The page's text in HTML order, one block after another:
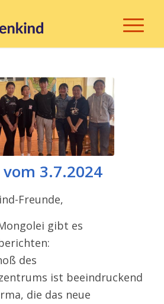
3.7.2024
​Freunde,
gibt es
des
ist beein­dru­ckend
die das neue